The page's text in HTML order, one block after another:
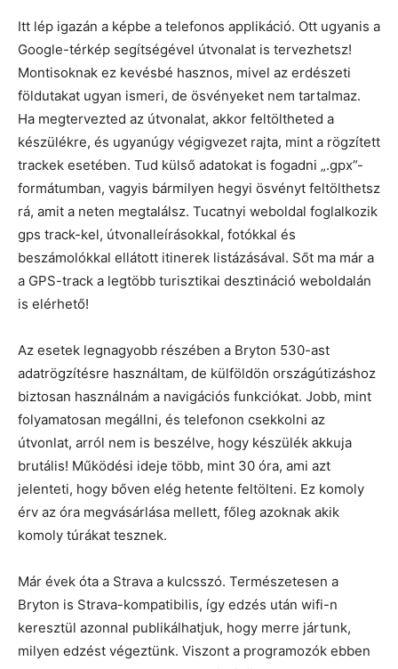
Itt lép igazán a képbe a telefonos applikáció. Ott ugyanis a
Google-térkép segítségével útvonalat is tervezhetsz!
Montisoknak ez kevésbé hasznos, mivel az erdészeti
földutakat ugyan ismeri, de ösvényeket nem tartalmaz.
Ha megtervezted az útvonalat, akkor feltöltheted a
készülékre, és ugyanúgy végigvezet rajta, mint a rögzített
trackek esetében. Tud külső adatokat is fogadni „.gpx”-
formátumban, vagyis bármilyen hegyi ösvényt feltölthetsz
rá, amit a neten megtalálsz. Tucatnyi weboldal foglalkozik
gps track-kel, útvonalleírásokkal, fotókkal és
beszámolókkal ellátott itinerek listázásával. Sőt ma már a
a GPS-track a legtöbb turisztikai desztináció weboldalán
is elérhető!
Az esetek legnagyobb részében a Bryton 530-ast
adatrögzítésre használtam, de külföldön országútizáshoz
biztosan használnám a navigációs funkciókat. Jobb, mint
folyamatosan megállni, és telefonon csekkolni az
útvonlat, arról nem is beszélve, hogy készülék akkuja
brutális! Működési ideje több, mint 30 óra, ami azt
jelenteti, hogy bőven elég hetente feltölteni. Ez komoly
érv az óra megvásárlása mellett, főleg azoknak akik
komoly túrákat tesznek.
Már évek óta a Strava a kulcsszó. Természetesen a
Bryton is Strava-kompatibilis, így edzés után wifi-n
keresztül azonnal publikálhatjuk, hogy merre jártunk,
milyen edzést végeztünk. Viszont a programozók ebben